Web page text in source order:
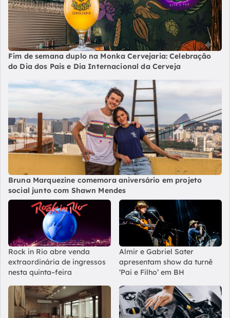
Fim de semana duplo na Monka Cervejaria: Celebração
do Dia dos Pais e Dia Internacional da Cerveja
Bruna Marquezine comemora aniversário em projeto
social junto com Shawn Mendes
Rock in Rio abre venda
extraordinária de ingressos
nesta quinta–feira
Almir e Gabriel Sater
apresentam show da turnê
‘Pai e Filho’ em BH